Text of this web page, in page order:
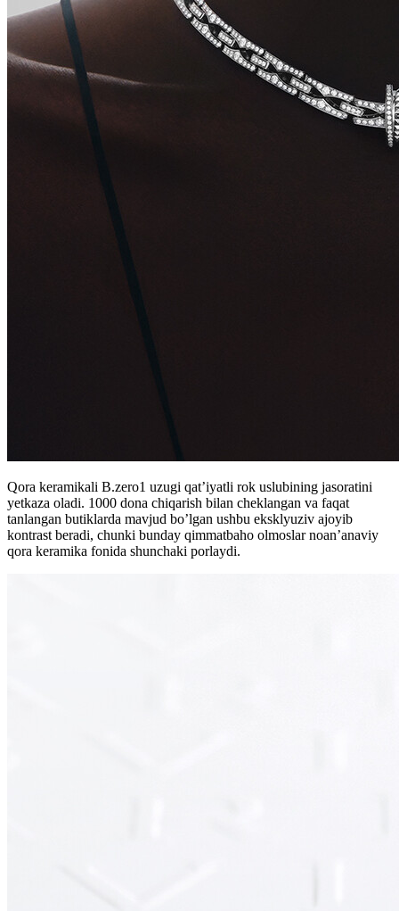
Qora keramikali B.zero1 uzugi qat’iyatli rok uslubining jasoratini
yetkaza oladi. 1000 dona chiqarish bilan cheklangan va faqat
tanlangan butiklarda mavjud bo’lgan ushbu eksklyuziv ajoyib
kontrast beradi, chunki bunday qimmatbaho olmoslar noan’anaviy
qora keramika fonida shunchaki porlaydi.